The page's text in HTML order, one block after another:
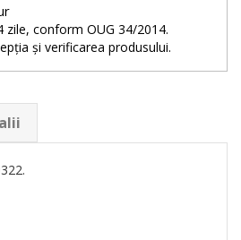
zile, conform OUG 34/2014.
și verificarea produsului.